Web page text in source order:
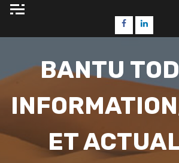
Skip
FacebookLinkedin
BANTU
ET